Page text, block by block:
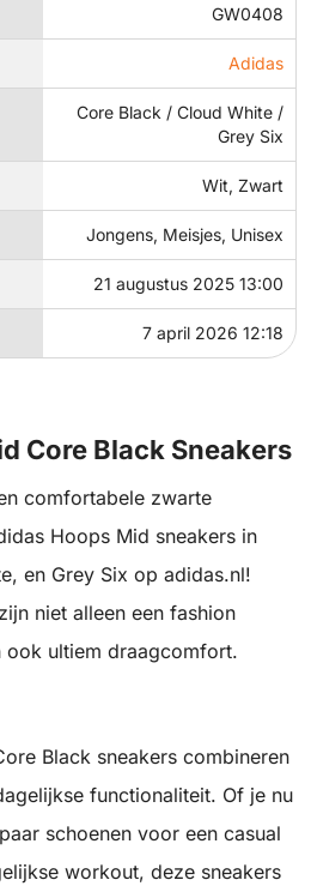
GW0408
Adidas
Core Black / Cloud White /
Grey Six
Wit, Zwart
Jongens, Meisjes, Unisex
21 augustus 2025 13:00
7 april 2026 12:18
Core Black Sneakers
comfortabele zwarte
Hoops Mid sneakers in
en Grey Six op adidas.nl!
niet alleen een fashion
ook ultiem draagcomfort.
Black sneakers combineren
functionaliteit. Of je nu
schoenen voor een casual
workout, deze sneakers